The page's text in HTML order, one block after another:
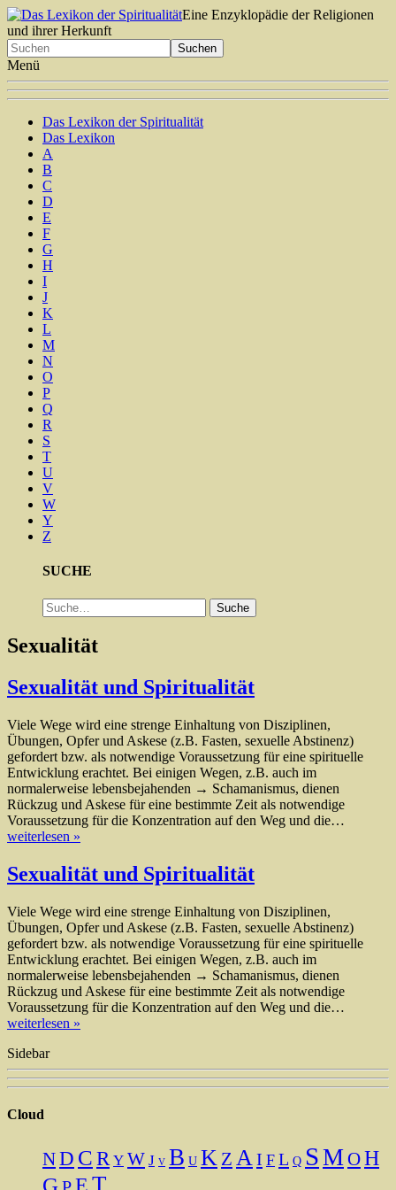
Eine Enzyklopädie der Religionen
und ihrer Herkunft
Menü
Das Lexikon der Spiritualität
Das Lexikon
A
B
C
D
E
F
G
H
I
J
K
L
M
N
O
P
Q
R
S
T
U
V
W
Y
Z
SUCHE
Suche Suche
Sexualität
Sexualität und Spiritualität
Viele Wege wird eine strenge Einhaltung von Disziplinen,
Übungen, Opfer und Askese (z.B. Fasten, sexuelle Abstinenz)
gefordert bzw. als notwendige Voraussetzung für eine spirituelle
Entwicklung erachtet. Bei einigen Wegen, z.B. auch im
normalerweise lebensbejahenden → Schamanismus, dienen
Rückzug und Askese für eine bestimmte Zeit als notwendige
Voraussetzung für die Konzentration auf den Weg und die…
weiterlesen »
Sexualität und Spiritualität
Viele Wege wird eine strenge Einhaltung von Disziplinen,
Übungen, Opfer und Askese (z.B. Fasten, sexuelle Abstinenz)
gefordert bzw. als notwendige Voraussetzung für eine spirituelle
Entwicklung erachtet. Bei einigen Wegen, z.B. auch im
normalerweise lebensbejahenden → Schamanismus, dienen
Rückzug und Askese für eine bestimmte Zeit als notwendige
Voraussetzung für die Konzentration auf den Weg und die…
weiterlesen »
Sidebar
Cloud
ND C R Y W J V B U K Z A I F L Q SMOH
G
ET